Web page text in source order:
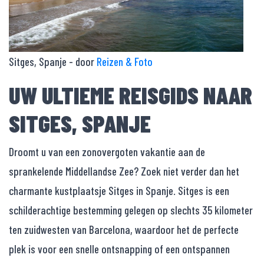
Sitges, Spanje - door Reizen & Foto
UW ULTIEME REISGIDS NAAR
SITGES, SPANJE
Droomt u van een zonovergoten vakantie aan de
sprankelende Middellandse Zee? Zoek niet verder dan het
charmante kustplaatsje Sitges in Spanje. Sitges is een
schilderachtige bestemming gelegen op slechts 35 kilometer
ten zuidwesten van Barcelona, waardoor het de perfecte
plek is voor een snelle ontsnapping of een ontspannen